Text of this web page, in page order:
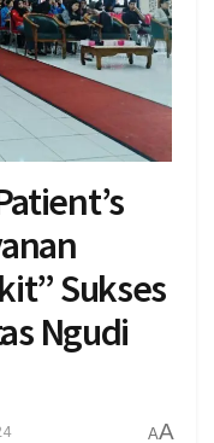
Sukses
Ngudi
AA